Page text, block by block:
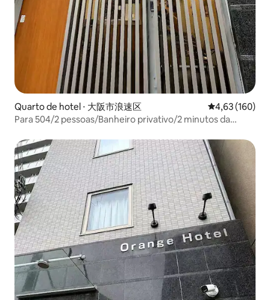
Quarto de hotel ⋅ 大阪市浪速区 4,63 de uma
4,63 (160)
Para 504/2 pessoas/Banheiro privativo/2 minutos da
minutos do Aeroporto de Kansai/Orange